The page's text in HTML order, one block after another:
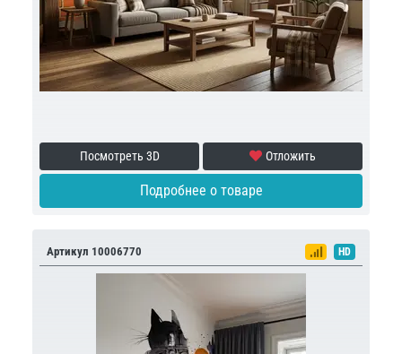
Посмотреть 3D Отложить
Подробнее о товаре
Артикул 10006770 HD